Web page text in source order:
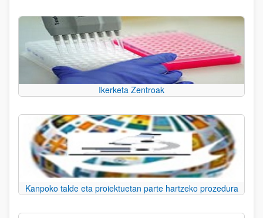
Ikerketa Zentroak
Kanpoko talde eta proiektuetan parte hartzeko prozedura